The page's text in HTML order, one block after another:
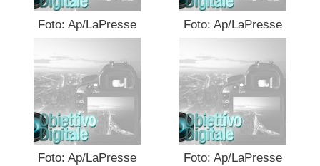
Foto: Ap/LaPresse Foto: Ap/LaPresse
Foto: Ap/LaPresse Foto: Ap/LaPresse